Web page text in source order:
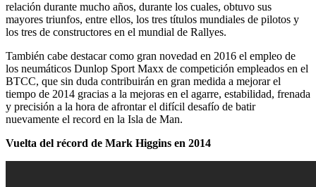
relación durante mucho años, durante los cuales, obtuvo sus
mayores triunfos, entre ellos, los tres títulos mundiales de pilotos y
los tres de constructores en el mundial de Rallyes.
También cabe destacar como gran novedad en 2016 el empleo de
los neumáticos Dunlop Sport Maxx de competición empleados en el
BTCC, que sin duda contribuirán en gran medida a mejorar el
tiempo de 2014 gracias a la mejoras en el agarre, estabilidad, frenada
y precisión a la hora de afrontar el difícil desafío de batir
nuevamente el record en la Isla de Man.
Vuelta del récord de Mark Higgins en 2014